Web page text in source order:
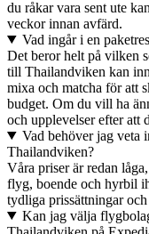
du råkar vara sent ute
veckor innan avfärd.
Vad ingår i en
Det beror helt på vilken
till Thailandviken kan
mixa och matcha för att
budget. Om du vill ha
och upplevelser efter att
Vad behöver jag veta
Thailandviken?
Våra priser är redan
flyg, boende och hyrbil
tydliga prissättningar
Kan jag välja